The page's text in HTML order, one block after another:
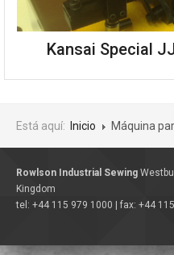
Kansai Special
Está aquí: Inicio Máquina
Rowlson Industrial Sewing
Kingdom
tel: +44 115 979 1000 | fax: +44